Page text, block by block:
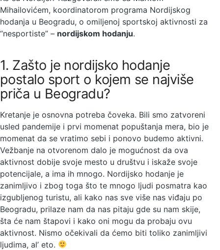
Mihailovićem, koordinatorom programa Nordijskog
hodanja u Beogradu, o omiljenoj sportskoj aktivnosti za
“nesportiste” – nordijskom hodanju.
1. Zašto je nordijsko hodanje
postalo sport o kojem se najviše
priča u Beogradu?
Kretanje je osnovna potreba čoveka. Bili smo zatvoreni
usled pandemije i prvi momenat popuštanja mera, bio je
momenat da se vratimo sebi i ponovo budemo aktivni.
Vežbanje na otvorenom dalo je mogućnost da ova
aktivnost dobije svoje mesto u društvu i iskaže svoje
potencijale, a ima ih mnogo. Nordijsko hodanje je
zanimljivo i zbog toga što te mnogo ljudi posmatra kao
izgubljenog turistu, ali kako nas sve više nas viđaju po
Beogradu, prilaze nam da nas pitaju gde su nam skije,
šta će nam štapovi i kako oni mogu da probaju ovu
aktivnost. Nismo očekivali da ćemo biti toliko zanimljivi
ljudima, al’ eto.